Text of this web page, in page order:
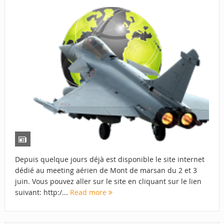
Depuis quelque jours déjà est disponible le site internet
dédié au meeting aérien de Mont de marsan du 2 et 3
juin. Vous pouvez aller sur le site en cliquant sur le lien
suivant: http:/... Read more